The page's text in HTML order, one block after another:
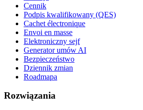
Cennik
Podpis kwalifikowany (QES)
Cachet électronique
Envoi en masse
Elektroniczny sejf
Generator umów AI
Bezpieczeństwo
Dziennik zmian
Roadmapa
Rozwiązania